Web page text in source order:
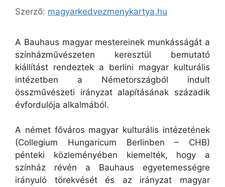
Szerző: magyarkedvezmenykartya.hu
A Bauhaus magyar mestereinek munkásságát a
színházművészeten keresztül bemutató
kiállítást rendeztek a berlini magyar kulturális
intézetben a Németországból indult
összművészeti irányzat alapításának századik
évfordulója alkalmából.
A német főváros magyar kulturális intézetének
(Collegium Hungaricum Berlinben – CHB)
pénteki közleményében kiemelték, hogy a
színház révén a Bauhaus egyetemességre
irányuló törekvését és az irányzat magyar